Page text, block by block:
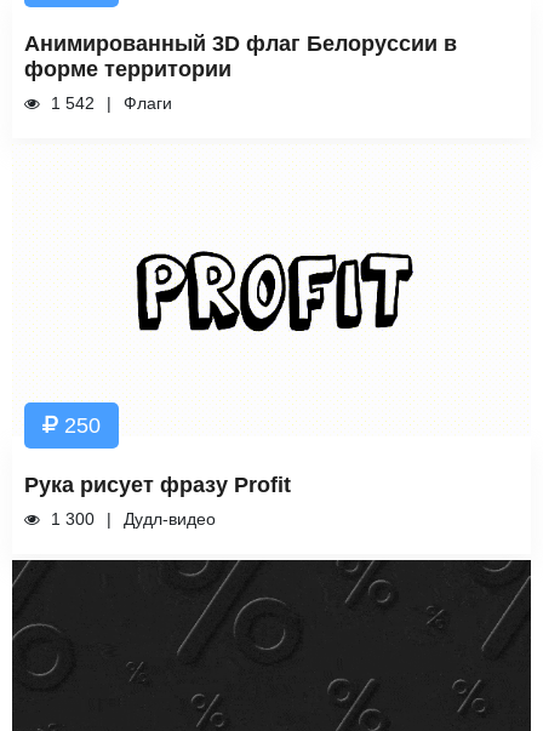
Анимированный 3D флаг Белоруссии в
форме территории
1 542 Флаги
250
Рука рисует фразу Profit
1 300 Дудл-видео